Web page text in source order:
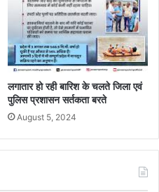
लगातार हो रही बारिश के चलते जिला एवं
पुलिस प्रशासन सर्तकता बरते
August 5, 2024